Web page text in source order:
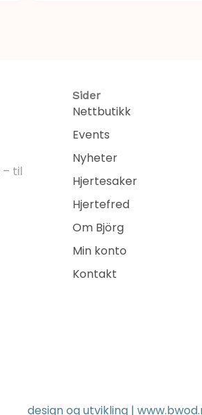
til
Sider
Nettbutikk
Events
Nyheter
Hjertesaker
Hjertefred
Om Björg
Min konto
Kontakt
design og utvikling |